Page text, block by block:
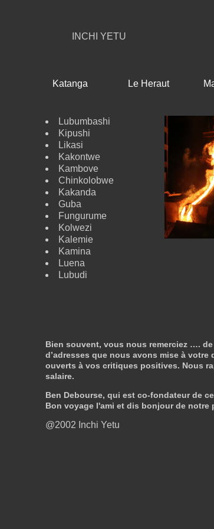
INCHI YETU
Katanga Le Heraut
Lubumbashi
Kipushi
Likasi
Kakontwe
Kambove
Chinkolobwe
Kakanda
Guba
Fungurume
Kolwezi
Kalemie
Kamina
Luena
Lubudi
Bien souvent, vous nous remerciez ….
d’adresses que nous avons mise à
ouverts à vos critiques positives. Nous
salaire.
Ben Debourse, qui est co-fondateur de
Bon voyage l'ami et dis bonjour de
@2002 Inchi Yetu